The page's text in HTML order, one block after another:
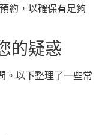
約，以確保有足夠
的疑惑
。以下整理了一些常